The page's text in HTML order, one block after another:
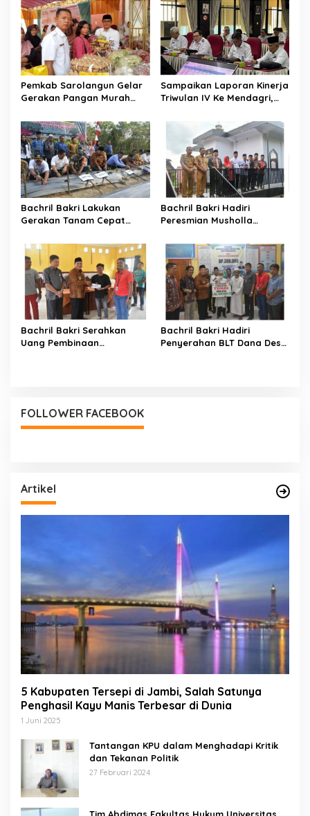
Pemkab Sarolangun Gelar
Gerakan Pangan Murah
Sampaikan Laporan Kinerja
Triwulan IV Ke Mendagri,
Terbaik
Bachril Bakri Lakukan
Gerakan Tanam Cepat
Laboratorium Inflasi
Daerah
Bachril Bakri Hadiri
Peresmian Musholla
Alquran Di SDN 64/VII Suka
Sari
Bachril Bakri Serahkan
Uang Pembinaan
Bachril Bakri Hadiri
Penyerahan BLT Dana Desa
FOLLOWER FACEBOOK
Artikel
5 Kabupaten Tersepi di Jambi, Salah Satunya
Penghasil Kayu Manis Terbesar di Dunia
1 Juni 2025
Tantangan KPU dalam Menghadapi Kritik
dan Tekanan Politik
27 Februari 2024